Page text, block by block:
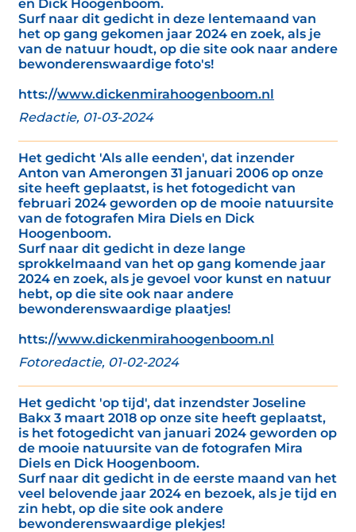
en Dick Hoogenboom.
Surf naar dit gedicht in deze lentemaand van
het op gang gekomen jaar 2024 en zoek, als je
van de natuur houdt, op die site ook naar andere
bewonderenswaardige foto's!
htts://www.dickenmirahoogenboom.nl
Redactie, 01-03-2024
Het gedicht 'Als alle eenden', dat inzender
Anton van Amerongen 31 januari 2006 op onze
site heeft geplaatst, is het fotogedicht van
februari 2024 geworden op de mooie natuursite
van de fotografen Mira Diels en Dick
Hoogenboom.
Surf naar dit gedicht in deze lange
sprokkelmaand van het op gang komende jaar
2024 en zoek, als je gevoel voor kunst en natuur
hebt, op die site ook naar andere
bewonderenswaardige plaatjes!
htts://www.dickenmirahoogenboom.nl
Fotoredactie, 01-02-2024
Het gedicht 'op tijd', dat inzendster Joseline
Bakx 3 maart 2018 op onze site heeft geplaatst,
is het fotogedicht van januari 2024 geworden op
de mooie natuursite van de fotografen Mira
Diels en Dick Hoogenboom.
Surf naar dit gedicht in de eerste maand van het
veel belovende jaar 2024 en bezoek, als je tijd en
zin hebt, op die site ook andere
bewonderenswaardige plekjes!